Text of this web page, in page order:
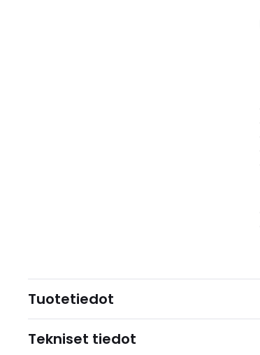
Tuotetiedot
Tekniset tiedot